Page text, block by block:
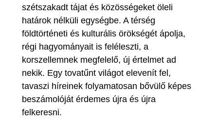
szétszakadt tájat és közösségeket öleli
határok nélküli egységbe. A térség
földtörténeti és kulturális örökségét ápolja,
régi hagyományait is feléleszti, a
korszellemnek megfelelő, új értelmet ad
nekik. Egy tovatűnt világot elevenít fel,
tavaszi híreinek folyamatosan bővülő képes
beszámolóját érdemes újra és újra
felkeresni.